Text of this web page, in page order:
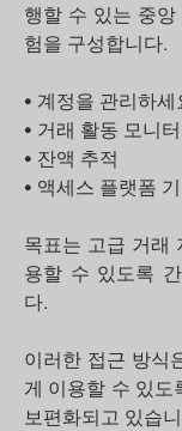
행할 수 있는 중
험을 구성합니다.
• 계정을 관리하세
• 거래 활동 모니
• 잔액 추적
• 액세스 플랫폼
목표는 고급 거래
용할 수 있도록
다.
이러한 접근 방식
게 이용할 수 있도
보편화되고 있습